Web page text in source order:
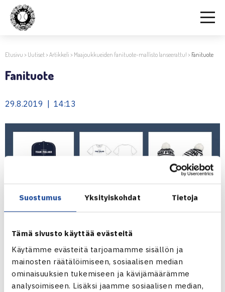
Suostumus Yksityiskohdat Tietoja
Tämä sivusto käyttää evästeitä
Käytämme evästeitä tarjoamamme sisällön ja
mainosten räätälöimiseen, sosiaalisen median
ominaisuuksien tukemiseen ja kävijämäärämme
analysoimiseen. Lisäksi jaamme sosiaalisen median,
Etusivu > Uutiset>Artikkeli > Maajoukkueiden fanituote-mallisto lanseerattu! > Fanituote
Fanituote
29.8.2019 | 14:13
Jaa: